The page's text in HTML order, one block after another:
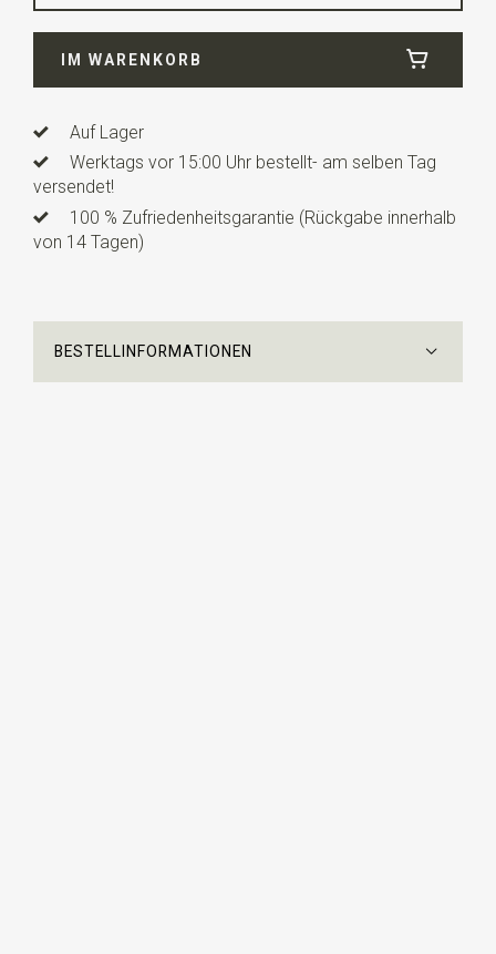
Länge 0,6 cm
IM WARENKORB
Auf Lager
Werktags vor 15:00 Uhr bestellt- am selben Tag
versendet!
100 % Zufriedenheitsgarantie (Rückgabe innerhalb
von 14 Tagen)
BESTELLINFORMATIONEN